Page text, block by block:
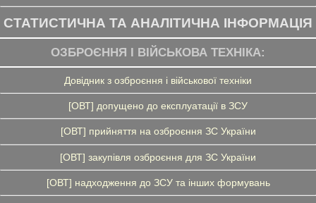
СТАТИСТИЧНА ТА АНАЛІТИЧНА ІНФОРМАЦІЯ
ОЗБРОЄННЯ І ВІЙСЬКОВА ТЕХНІКА:
Довідник з озброєння і військової техніки
[ОВТ] допущено до експлуатації в ЗСУ
[ОВТ] прийняття на озброєння ЗС України
[ОВТ] закупівля озброєння для ЗС України
[ОВТ] надходження до ЗСУ та інших формувань